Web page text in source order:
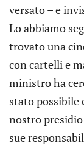
versato – e
Lo abbiamo
trovato una
con cartelli e
ministro ha
stato possibile
nostro
sue